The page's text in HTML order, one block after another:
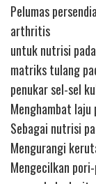
Pelumas
arthritis
untuk nutrisi
matriks tulang
penukar sel-sel
Menghambat laju
Sebagai nutrisi
Mengurangi
Mengecilkan